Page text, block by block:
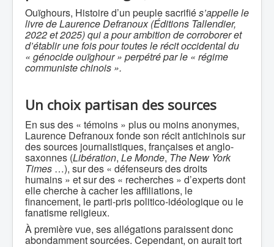
Ouïghours, Histoire d’un peuple sacrifiés’appelle le
livre de Laurence Defranoux (Éditions Tallendier,
2022 et 2025) qui a pour ambition de corroborer et
d’établir une fois pour toutes le récit occidental du
« génocide ouïghour » perpétré par le « régime
communiste chinois ».
Un choix partisan des sources
En sus des « témoins » plus ou moins anonymes,
Laurence Defranoux fonde son récit antichinois sur
des sources journalistiques, françaises et anglo-
saxonnes (Libération, Le Monde,The New York
Times …), sur des « défenseurs des droits
humains » et sur des « recherches » d’experts dont
elle cherche à cacher les affiliations, le
financement, le parti-pris politico-idéologique ou le
fanatisme religieux.
À première vue, ses allégations paraissent donc
abondamment sourcées. Cependant, on aurait tort